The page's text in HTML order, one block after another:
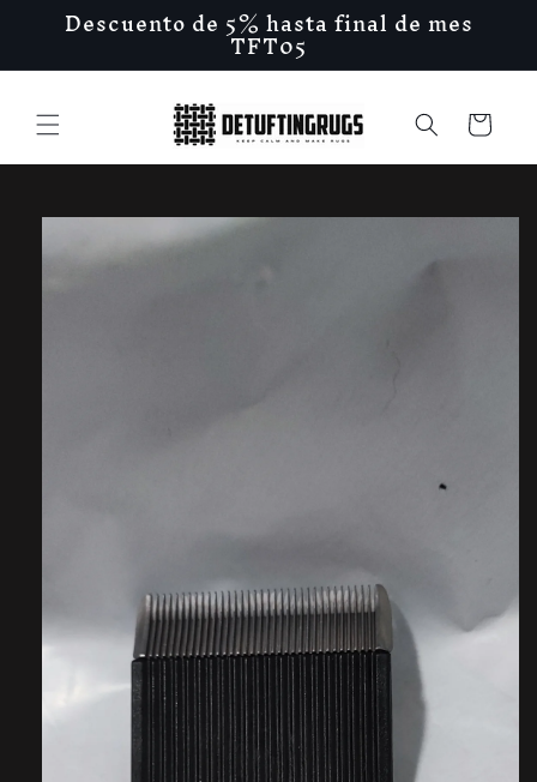
directamente
Descuento de 5% hasta final de mes
TFT05
Carrito
directamente
información